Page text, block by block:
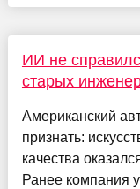
ИИ не
старых
Американский
признать:
качества
Ранее компания